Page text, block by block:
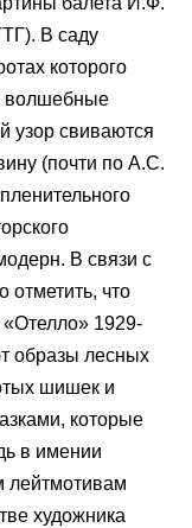
В саду
которого
волшебные
узор свиваются
(почти по А.С.
В связи с
отметить, что
«Отелло» 1929-
образы лесных
шишек и
которые
в имении
лейтмотивам
художника